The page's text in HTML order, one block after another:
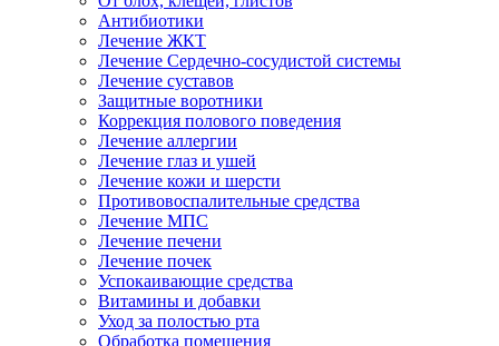
Антибиотики
Лечение ЖКТ
Лечение Сердечно-сосудистой системы
Лечение суставов
Защитные воротники
Коррекция полового поведения
Лечение аллергии
Лечение глаз и ушей
Лечение кожи и шерсти
Противовоспалительные средства
Лечение МПС
Лечение печени
Лечение почек
Успокаивающие средства
Витамины и добавки
Уход за полостью рта
Обработка помещения